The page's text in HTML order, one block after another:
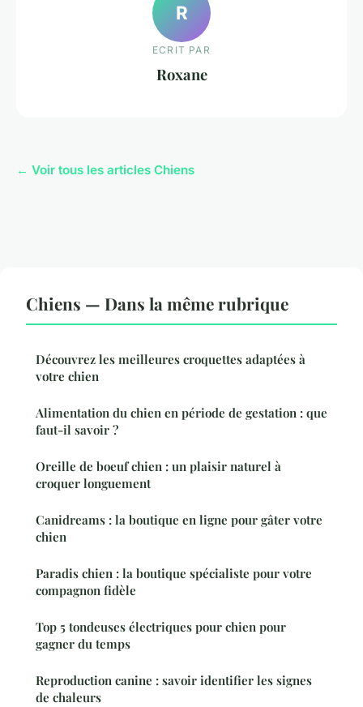
R
ECRIT PAR
Roxane
← Voir tous les articles Chiens
Chiens — Dans la même rubrique
Découvrez les meilleures croquettes adaptées à
votre chien
Alimentation du chien en période de gestation : que
faut-il savoir ?
Oreille de boeuf chien : un plaisir naturel à
croquer longuement
Canidreams : la boutique en ligne pour gâter votre
chien
Paradis chien : la boutique spécialiste pour votre
compagnon fidèle
Top 5 tondeuses électriques pour chien pour
gagner du temps
Reproduction canine : savoir identifier les signes
de chaleurs